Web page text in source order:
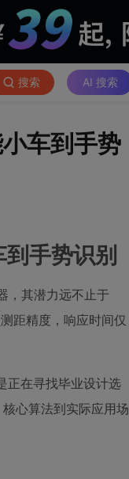
搜索 AI 搜索
车到手势
手势识别
，其潜力远不止于
距精度，响应时间仅
正在寻找毕业设计选
心算法到实际应用场